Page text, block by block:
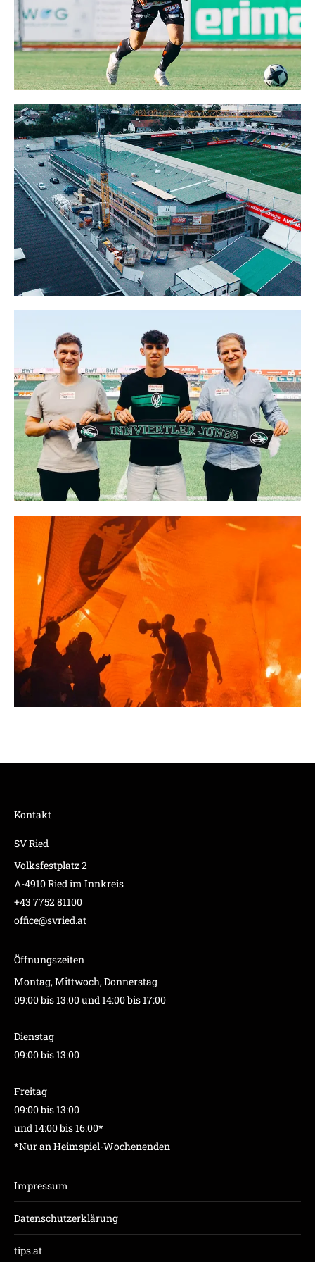
Kontakt
SV Ried
Volksfestplatz 2
A-4910 Ried im Innkreis
+43 7752 81100
office@svried.at
Öffnungszeiten
Montag, Mittwoch, Donnerstag
09:00 bis 13:00 und 14:00 bis 17:00
Dienstag
09:00 bis 13:00
Freitag
09:00 bis 13:00
und 14:00 bis 16:00*
*Nur an Heimspiel-Wochenenden
Impressum
Datenschutzerklärung
tips.at